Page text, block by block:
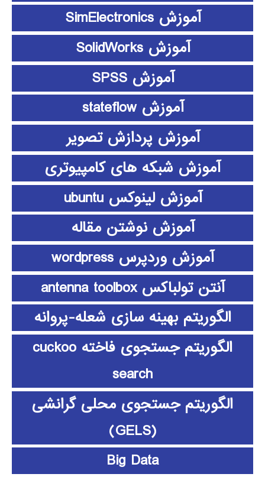
آموزش SimElectronics
آموزش SolidWorks
آموزش SPSS
آموزش stateflow
آموزش پردازش تصویر
آموزش شبکه های کامپیوتری
آموزش لینوکس ubuntu
آموزش نوشتن مقاله
آموزش وردپرس wordpress
آنتن تولباکس antenna toolbox
الگوریتم بهینه سازی شعله-پروانه
الگوریتم جستجوی فاخته cuckoo
search
الگوریتم جستجوی محلی گرانشی
(GELS)
Big Data